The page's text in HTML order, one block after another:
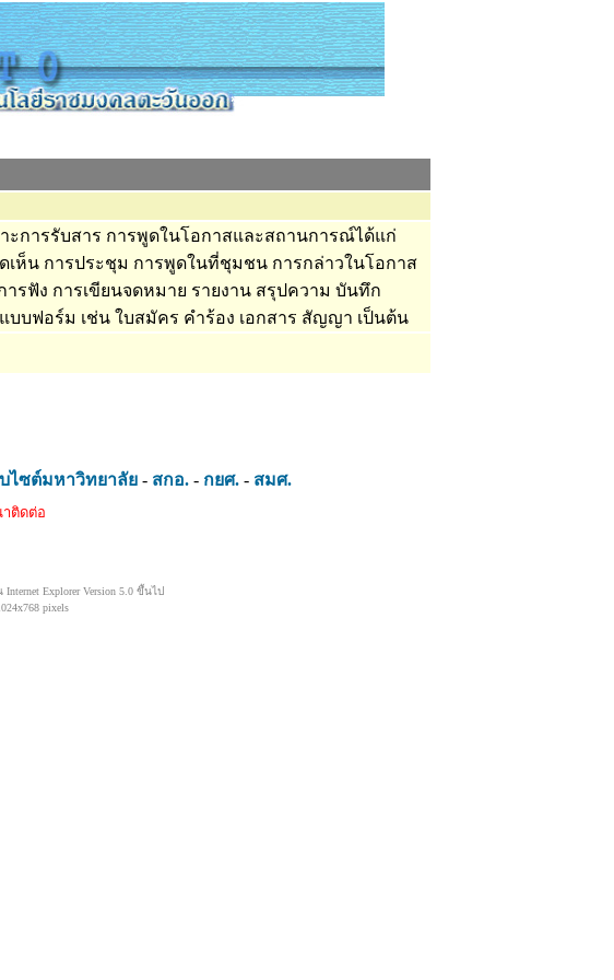
การรับสาร การพูดในโอกาสและสถานการณ์ได้แก่
เห็น การประชุม การพูดในที่ชุมชน การกล่าวในโอกาส
รฟัง การเขียนจดหมาย รายงาน สรุปความ บันทึก
บบฟอร์ม เช่น ใบสมัคร คำร้อง เอกสาร สัญญา เป็นต้น
บไซต์มหาวิทยาลัย - สกอ. - กยศ. - สมศ.
ติดต่อ
Explorer Version 5.0 ขึ้นไป
pixels